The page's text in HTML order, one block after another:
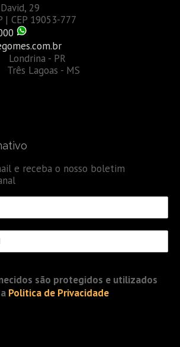
29
| CEP 19053-777
Londrina - PR
Lagoas - MS
e receba o nosso boletim
são protegidos e utilizados
Politica de Privacidade